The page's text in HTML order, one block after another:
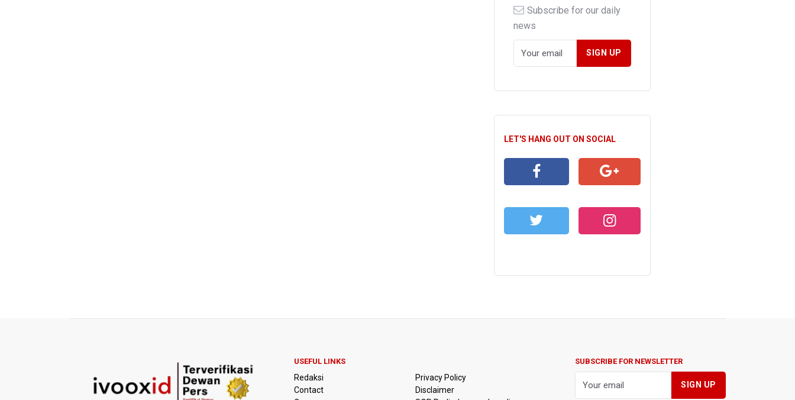
Subscribe for our daily
news
LET'S HANG OUT ON SOCIAL
USEFUL LINKS
Redaksi
Contact
Privacy Policy
Disclaimer
SUBSCRIBE FOR NEWSLETTER